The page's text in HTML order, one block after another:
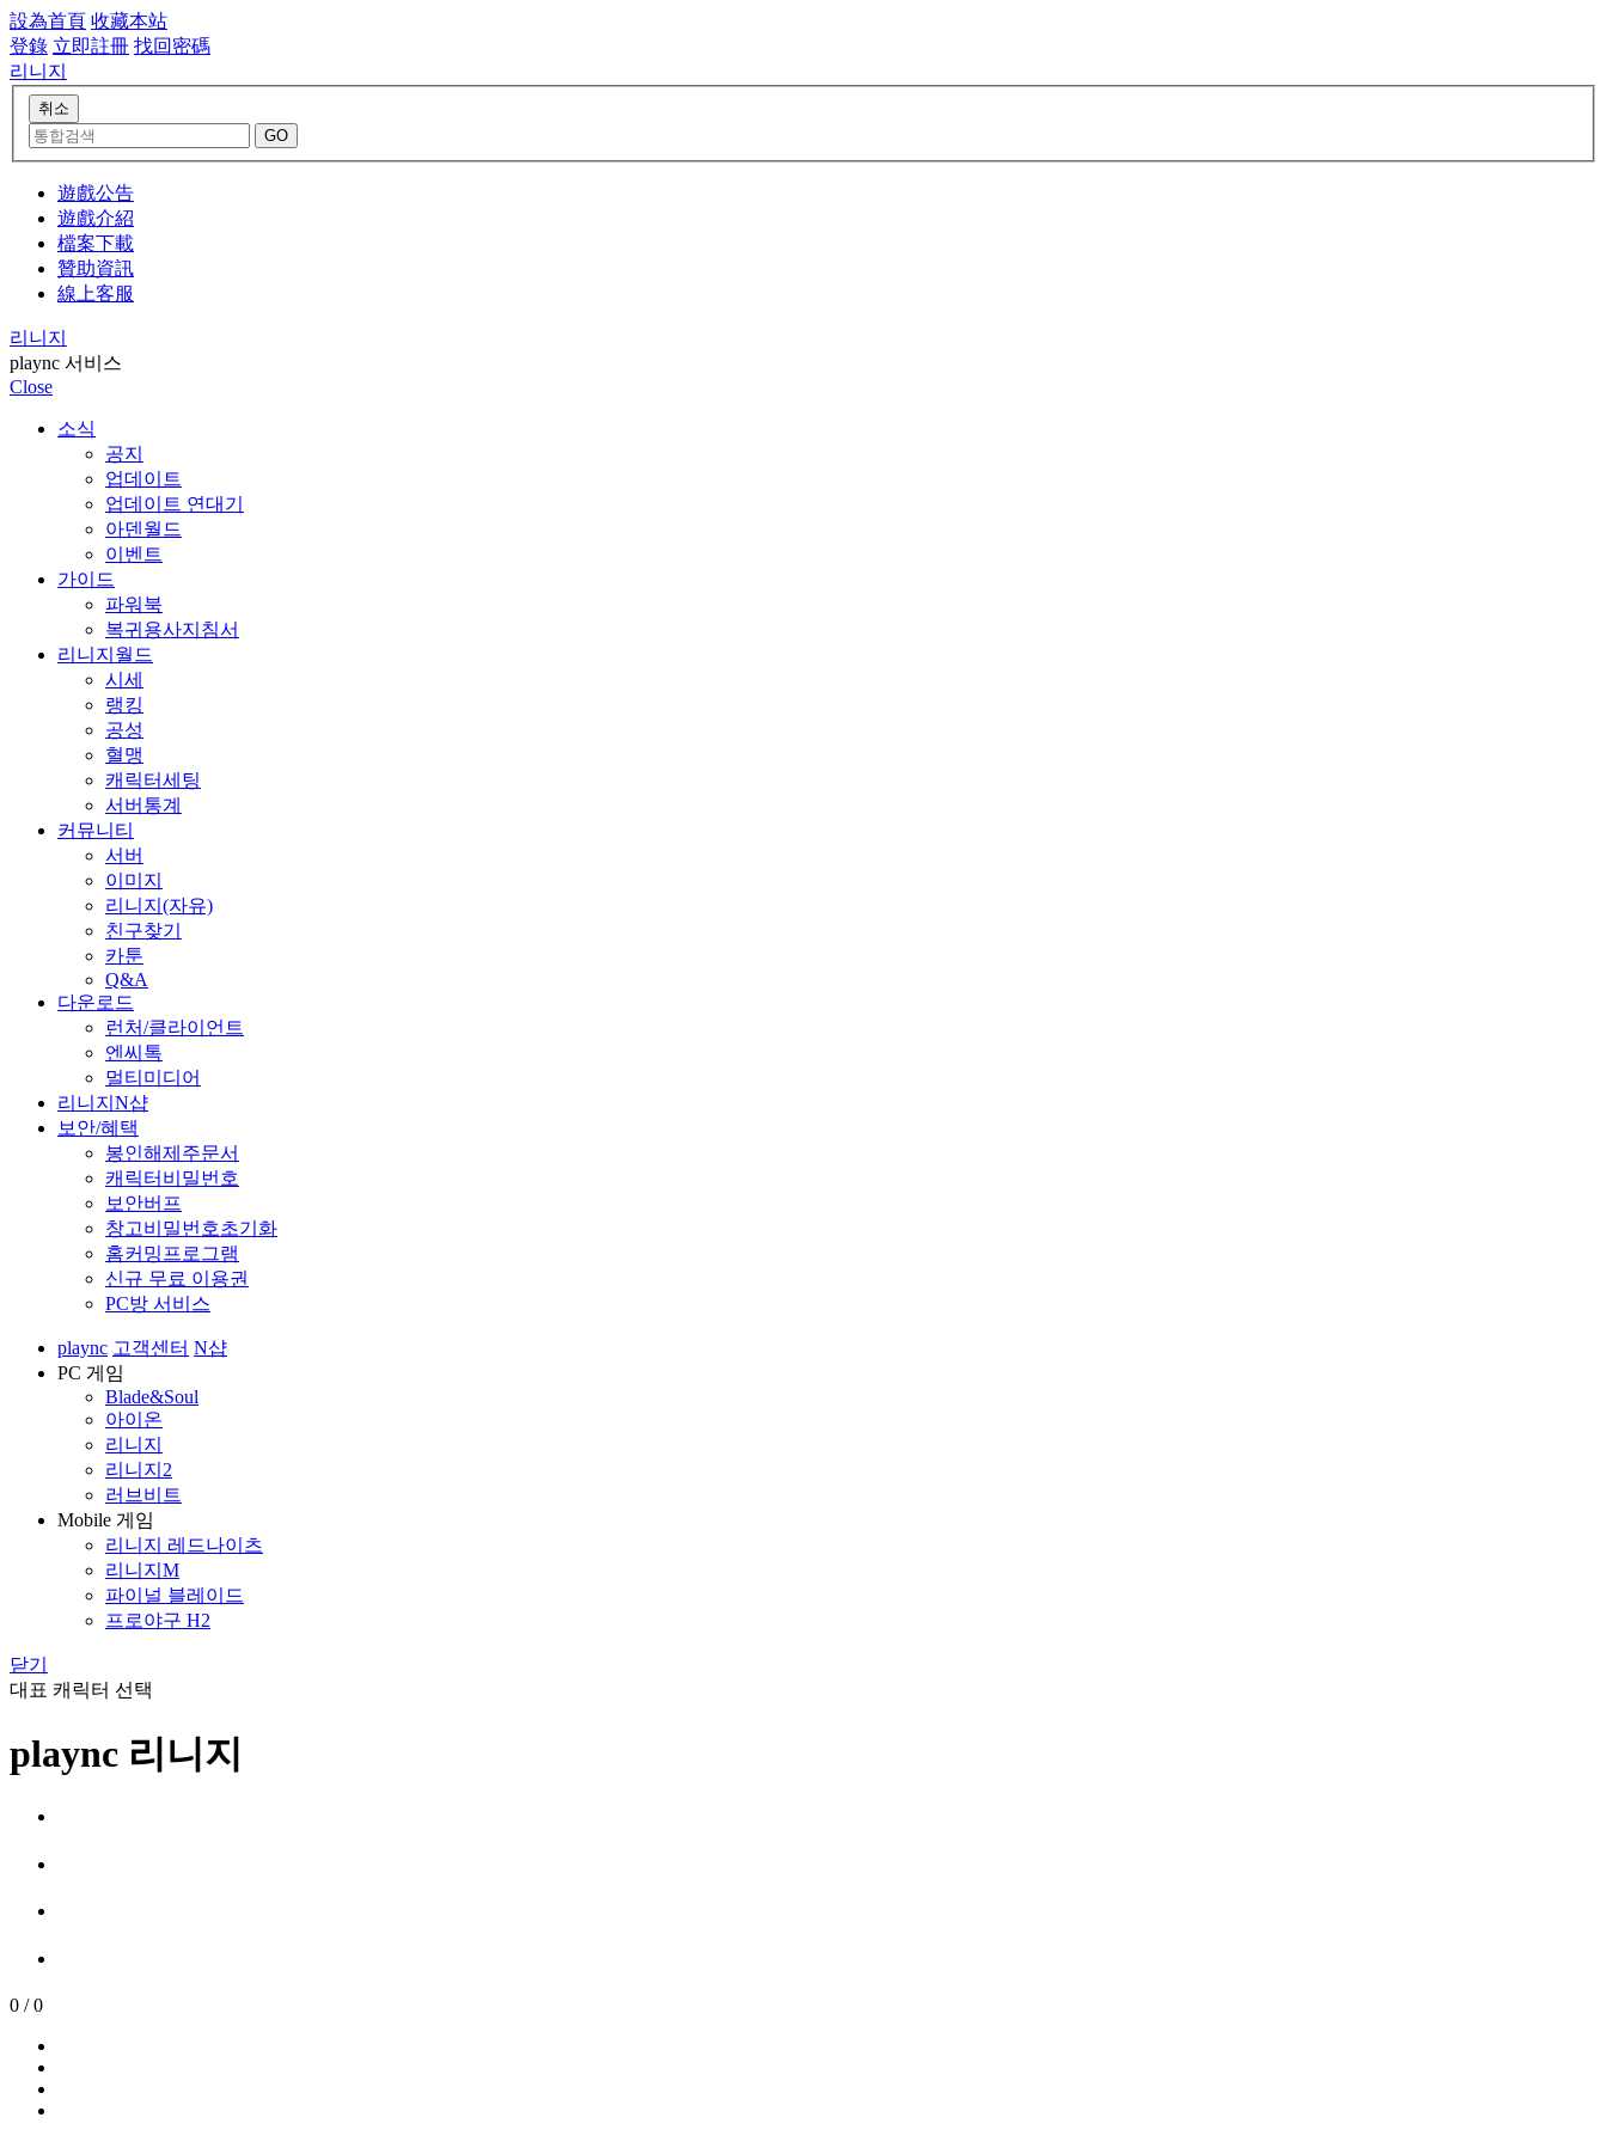
設為首頁 收藏本站
登錄 立即註冊 找回密碼
리니지
遊戲公告
遊戲介紹
檔案下載
贊助資訊
線上客服
리니지
plaync 서비스
Close
소식
공지
업데이트
업데이트 연대기
아덴월드
이벤트
가이드
파워북
복귀용사지침서
리니지월드
시세
랭킹
공성
혈맹
캐릭터세팅
서버통계
커뮤니티
서버
이미지
리니지(자유)
친구찾기
카툰
Q&A
다운로드
런처/클라이언트
엔씨톡
멀티미디어
리니지N샵
보안/혜택
봉인해제주문서
캐릭터비밀번호
보안버프
창고비밀번호초기화
홈커밍프로그램
신규 무료 이용권
PC방 서비스
plaync 고객센터 N샵
PC 게임
Blade&Soul
아이온
리니지
리니지2
러브비트
Mobile 게임
리니지 레드나이츠
리니지M
파이널 블레이드
프로야구 H2
닫기
대표 캐릭터 선택
plaync 리니지
0 / 0